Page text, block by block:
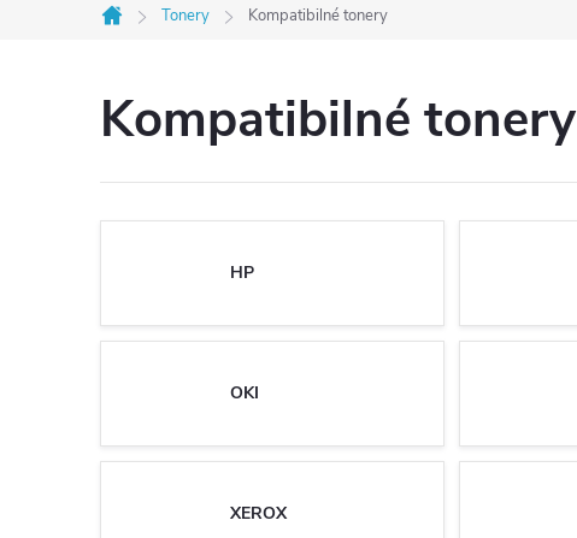
Domov
Tonery Kompatibilné tonery
Kompatibilné tonery
HP
OKI
XEROX